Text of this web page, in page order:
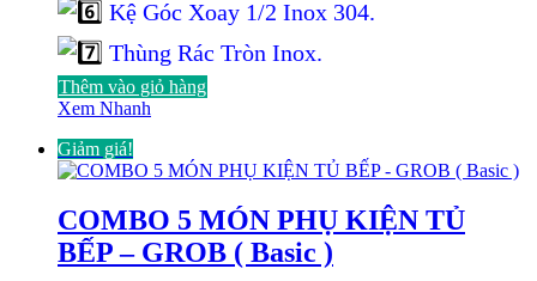
Kệ Góc Xoay 1/2 Inox 304.
Thùng Rác Tròn Inox.
Thêm vào giỏ hàng
Xem Nhanh
Giảm giá!
COMBO 5 MÓN PHỤ KIỆN TỦ
BẾP – GROB ( Basic )